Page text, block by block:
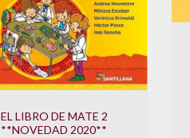
EL LIBRO DE MATE 2
**NOVEDAD 2020**